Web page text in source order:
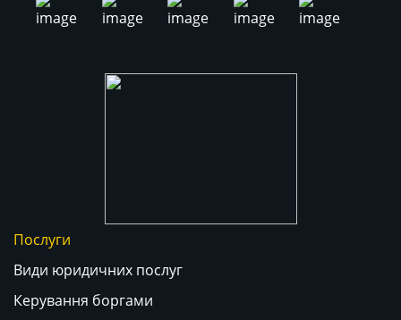
Послуги
Види юридичних послуг
Керування боргами